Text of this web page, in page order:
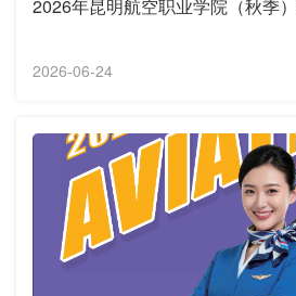
2026年昆明航空职业学院（秋季
2026-06-24